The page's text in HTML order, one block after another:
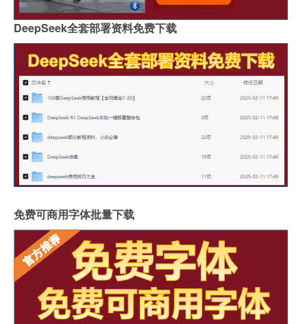
DeepSeek全套部署资料免费下载
免费可商用字体批量下载